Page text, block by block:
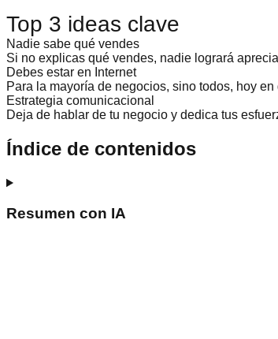
Top 3 ideas clave
Nadie sabe qué vendes
Si no explicas qué vendes, nadie logrará
Debes estar en Internet
Para la mayoría de negocios, sino todos, hoy
Estrategia comunicacional
Deja de hablar de tu negocio y dedica tus
Índice de contenidos
Resumen con IA